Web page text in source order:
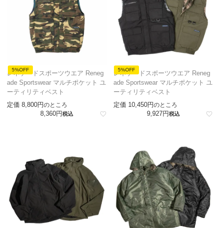
5%OFF
レネゲードスポーツウエア Reneg
ade Sportswear マルチポケット ユ
ーティリティベスト
定価 8,800 のところ
8,360 税込
5%OFF
レネゲードスポーツウエア Reneg
ade Sportswear マルチポケット ユ
ーティリティベスト
定価 10,450 のところ
9,927 税込